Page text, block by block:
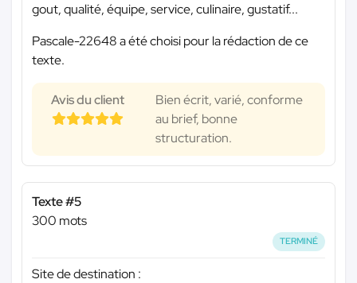
gout, qualité, équipe, service, culinaire, gustatif...
Pascale-22648 a été choisi pour la rédaction de ce
texte.
Avis du client
Bien écrit, varié, conforme
au brief, bonne
structuration.
Texte #5
300 mots
TERMINÉ
Site de destination :